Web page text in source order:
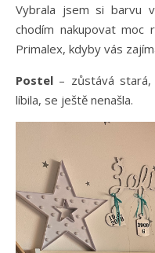
Vybrala jsem si barvu
chodím nakupovat moc
Primalex, kdyby vás
Postel – zůstává
líbila, se ještě nenašla.